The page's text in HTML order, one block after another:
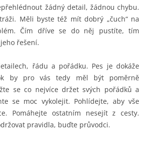
žádný detail, žádnou chybu.
Měli byste též mít dobrý „čuch“ na
Čím dříve se do něj pustíte, tím
řešení.
řádu a pořádku. Pes je dokáže
by pro vás tedy měl být poměrně
se co nejvíce držet svých pořádků a
se moc vykolejit. Pohlídejte, aby vše
Pomáhejte ostatním nesejít z cesty.
pravidla, buďte průvodci.